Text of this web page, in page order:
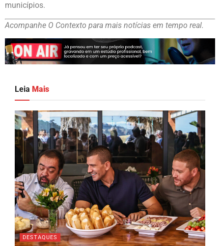
municípios.
Acompanhe O Contexto para mais notícias em tempo real.
Leia Mais
DESTAQUES